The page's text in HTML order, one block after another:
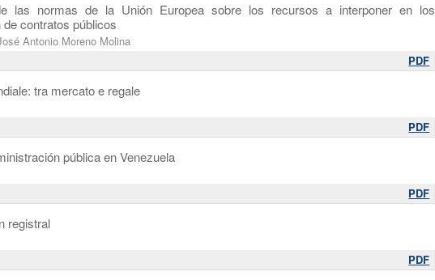
las normas de la Unión Europea sobre los recursos a interponer en los
contratos públicos
Antonio Moreno Molina
PDF
tra mercato e regale
PDF
pública en Venezuela
PDF
registral
PDF